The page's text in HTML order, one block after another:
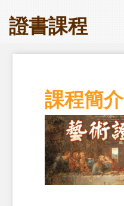
證書課程
課程簡介